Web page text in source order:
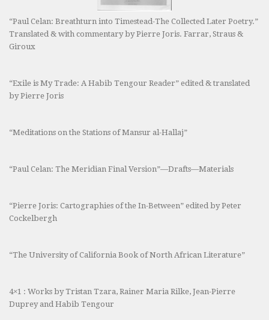
“Paul Celan: Breathturn into Timestead-The Collected Later Poetry.”
Translated & with commentary by Pierre Joris. Farrar, Straus &
Giroux
“Exile is My Trade: A Habib Tengour Reader” edited & translated
by Pierre Joris
“Meditations on the Stations of Mansur al-Hallaj”
“Paul Celan: The Meridian Final Version”—Drafts—Materials
“Pierre Joris: Cartographies of the In-Between” edited by Peter
Cockelbergh
“The University of California Book of North African Literature”
4×1 : Works by Tristan Tzara, Rainer Maria Rilke, Jean-Pierre
Duprey and Habib Tengour